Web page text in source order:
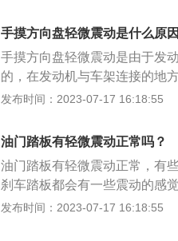
驶方向的轮状装置，其功能是
递给转向轴，主要由骨架、发
成。
手摸方向盘轻微震动是什么原
手摸方向盘轻微震动是由于发
的，在发动机与车架连接的地
的震动直接传递到车身上，这
到车身上，手摸方向盘时就会
性不是很好，在运转时就会产
发布时间：2023-07-17 16:18:55
油门踏板有轻微震动正常吗？
油门踏板有轻微震动正常，有
刹车踏板都会有一些震动的感
动机的机脚垫损坏导致，需要
发布时间：2023-07-17 16:18:55